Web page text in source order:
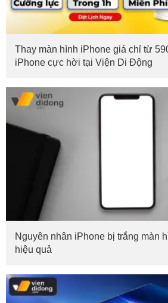
Thay màn hình iPhone giá chỉ từ
iPhone cực hời tại Viện Di Động
Nguyên nhân iPhone bị trắng màn
hiệu quả